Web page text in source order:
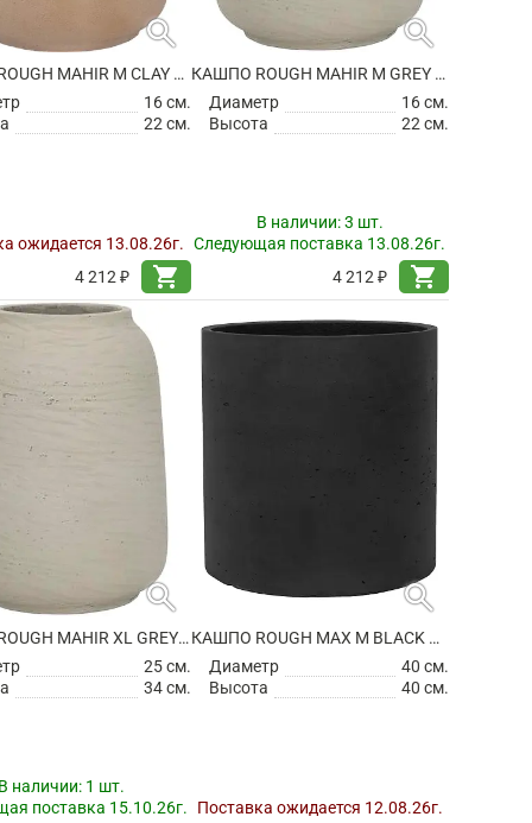
search
КАШПО ROUGH MAHIR M CLAY WASHED
16 см.
22 см.
ожидается 13.08.26г.
4 212 ₽
shopping_cart
search
КАШПО ROUGH MAHIR M GREY WASHED
Диаметр
16 см.
Высота
22 см.
В наличии:3 шт.
Следующая поставка 13.08.26г.
4 212 ₽
shopping_cart
search
КАШПО ROUGH MAHIR XL GREY WASHED
25 см.
34 см.
наличии: 1 шт.
поставка 15.10.26г.
search
КАШПО ROUGH MAX M BLACK WASHED
Диаметр
40 см.
Высота
40 см.
Поставка ожидается 12.08.26г.